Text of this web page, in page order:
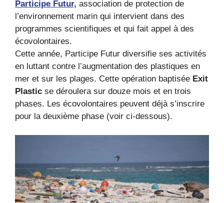
Participe Futur, association de protection de
l’environnement marin qui intervient dans des
programmes scientifiques et qui fait appel à des
écovolontaires.
Cette année, Participe Futur diversifie ses activités
en luttant contre l’augmentation des plastiques en
mer et sur les plages. Cette opération baptisée Exit
Plastic se déroulera sur douze mois et en trois
phases. Les écovolontaires peuvent déjà s’inscrire
pour la deuxième phase (voir ci-dessous).